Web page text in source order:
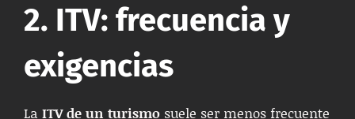
2. ITV: frecuencia y
exigencias
La ITV de un turismo suele ser menos frecuente